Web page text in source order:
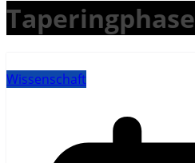
Taperingphase
Wissenschaft